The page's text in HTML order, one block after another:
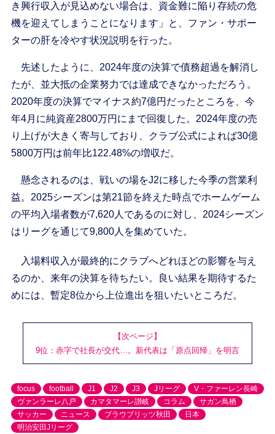
き興行収入が見込めない場合は、資金難に陥り存続の危
機を迎えてしまうことになります」と、ファン・サポー
ターの肝を冷やす状況説明を行った。
先述したように、2024年度の決算で債務超過を解消し
たが、並大抵の企業努力では達成できなかっただろう。
2020年度の決算でマイナス約7億円だったところを、今
年4月に純資産2800万円にまで回復した。2024年度の売
り上げが大きく寄与しており、クラブ公式によれば30億
5800万円は前年比122.48%の増収だ。
懸念されるのは、戦いの場をJ2に移した今季の営業利
益。2025シーズンは第21節を終えた時点でホームゲーム
の平均入場者数が7,620人であるのに対し、2024シーズン
はリーグを通じて9,800人を集めていた。
入場料収入が最終的にクラブへどれほどの影響を与え
るのか、来年の決算を待ちたい。良い結果を期待するた
めには、暫定8位から上位進出を狙いたいところだ。
【次ページ】
9位：赤字で社長が交代…。新代表は「原点回帰」を明言
focus football J1 J2 J3 Jリーグ
V・ファーレン長崎
ヴァンラーレ八戸
カマタマーレ讃岐 コラム
サガン鳥栖
サッカー
ニュース ブラウブリッツ秋田
日本
明治安田Jリーグ